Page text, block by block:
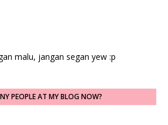
malu, jangan segan yew :p
PEOPLE AT MY BLOG NOW?